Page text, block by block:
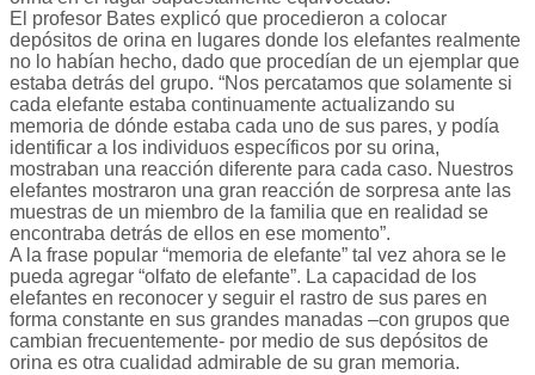
El profesor Bates explicó que procedieron a colocar
depósitos de orina en lugares donde los elefantes realmente
no lo habían hecho, dado que procedían de un ejemplar que
estaba detrás del grupo. “Nos percatamos que solamente si
cada elefante estaba continuamente actualizando su
memoria de dónde estaba cada uno de sus pares, y podía
identificar a los individuos específicos por su orina,
mostraban una reacción diferente para cada caso. Nuestros
elefantes mostraron una gran reacción de sorpresa ante las
muestras de un miembro de la familia que en realidad se
encontraba detrás de ellos en ese momento”.
A la frase popular “memoria de elefante” tal vez ahora se le
pueda agregar “olfato de elefante”. La capacidad de los
elefantes en reconocer y seguir el rastro de sus pares en
forma constante en sus grandes manadas –con grupos que
cambian frecuentemente- por medio de sus depósitos de
orina es otra cualidad admirable de su gran memoria.